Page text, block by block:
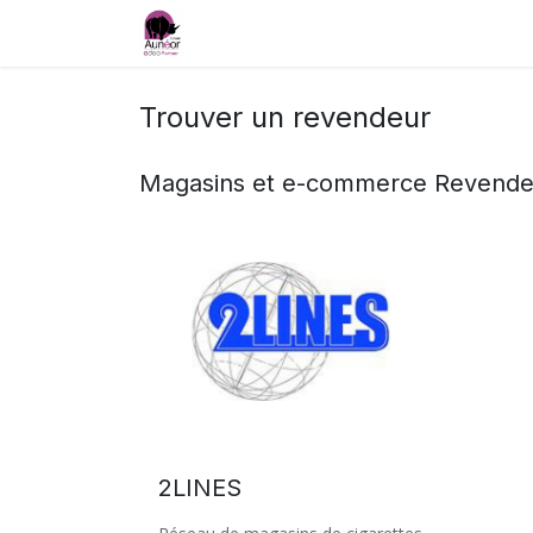
Trouver un revendeur
Magasins et e-commerce
2LINES